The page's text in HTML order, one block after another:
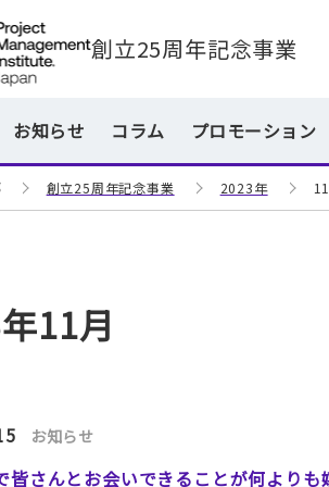
創立25周年記念事業
お知らせ コラム プロモーション
創立25周年記念事業 2023年
11月
お知らせ
皆さんとお会いできることが何よりも